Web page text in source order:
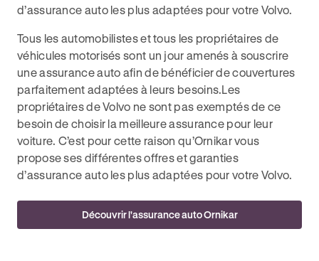
d’assurance auto les plus adaptées pour votre Volvo.
Tous les automobilistes et tous les propriétaires de
véhicules motorisés sont un jour amenés à souscrire
une assurance auto afin de bénéficier de couvertures
parfaitement adaptées à leurs besoins.Les
propriétaires de Volvo ne sont pas exemptés de ce
besoin de choisir la meilleure assurance pour leur
voiture. C’est pour cette raison qu’Ornikar vous
propose ses différentes offres et garanties
d’assurance auto les plus adaptées pour votre Volvo.
Découvrir l'assurance auto Ornikar